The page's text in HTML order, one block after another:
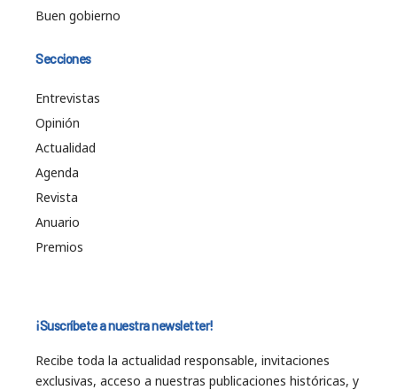
Buen gobierno
Secciones
Entrevistas
Opinión
Actualidad
Agenda
Revista
Anuario
Premios
¡Suscríbete a nuestra newsletter!
Recibe toda la actualidad responsable, invitaciones
exclusivas, acceso a nuestras publicaciones históricas, y